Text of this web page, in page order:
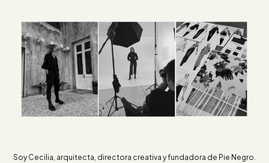
Soy Cecilia, arquitecta, directora creativa y fundadora de Pie Negro.